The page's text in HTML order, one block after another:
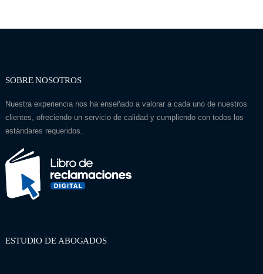
SOBRE NOSOTROS
Nuestra experiencia nos ha enseñado a valorar a cada uno de nuestros
clientes, ofreciendo un servicio de calidad y cumpliendo con todos los
estándares requeridos.
ESTUDIO DE ABOGADOS